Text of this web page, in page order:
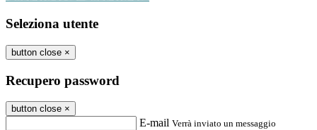
Seleziona utente
button close ×
Recupero password
button close ×
E-mail Verrà inviato un messaggio